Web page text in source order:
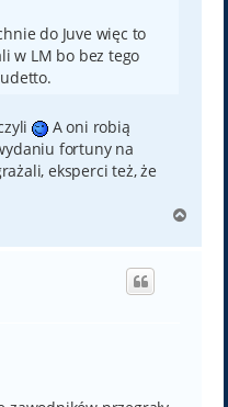
do Juve więc to
w LM bo bez tego
A oni robią
fortuny na
eksperci też, że
g